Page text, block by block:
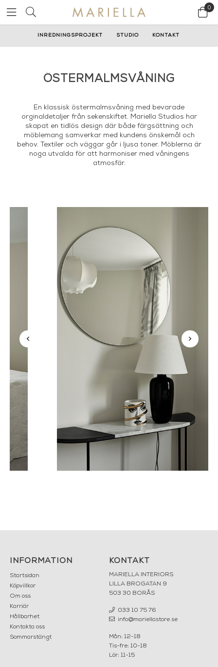
0
INREDNINGSPROJEKT STUDIO KONTAKT
ÖSTERMALMSVÅNING
En klassisk östermalmsvåning med bevarade
orginaldetaljer från sekenskiftet. Mariella Studios har
skapat en tidlös design där både färgsättning och
möblemang samverkar med kundens önskemål och
behov. Textiler och väggar går i ljusa toner. Möblerna är
noga utvalda för att harmoniser med våningens
atmosfär.
INFORMATION
Startsidan
Köpvillkor
Om oss
Karriär
Hållbarhet
Kontakta oss
Sommarstängt
KONTAKT
MARIELLA INTERIORS
LILLA BROGATAN 9
503 30 BORÅS
033 10 75 76
info@mariellastore.se
Mån: 12-18
Tis-fre: 10-18
Lör: 11-15